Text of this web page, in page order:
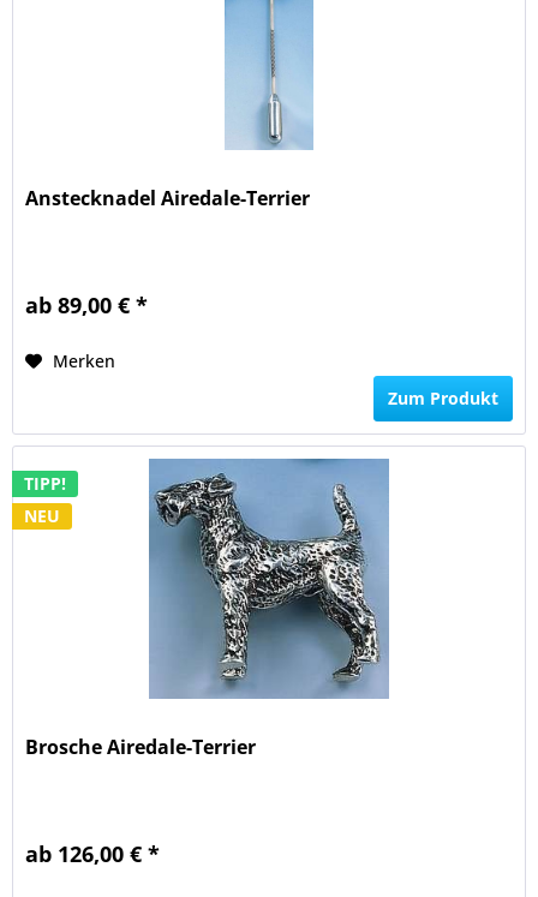
Anstecknadel Airedale-Terrier
ab 89,00 € *
Merken
Zum Produkt
TIPP!
NEU
Brosche Airedale-Terrier
ab 126,00 € *